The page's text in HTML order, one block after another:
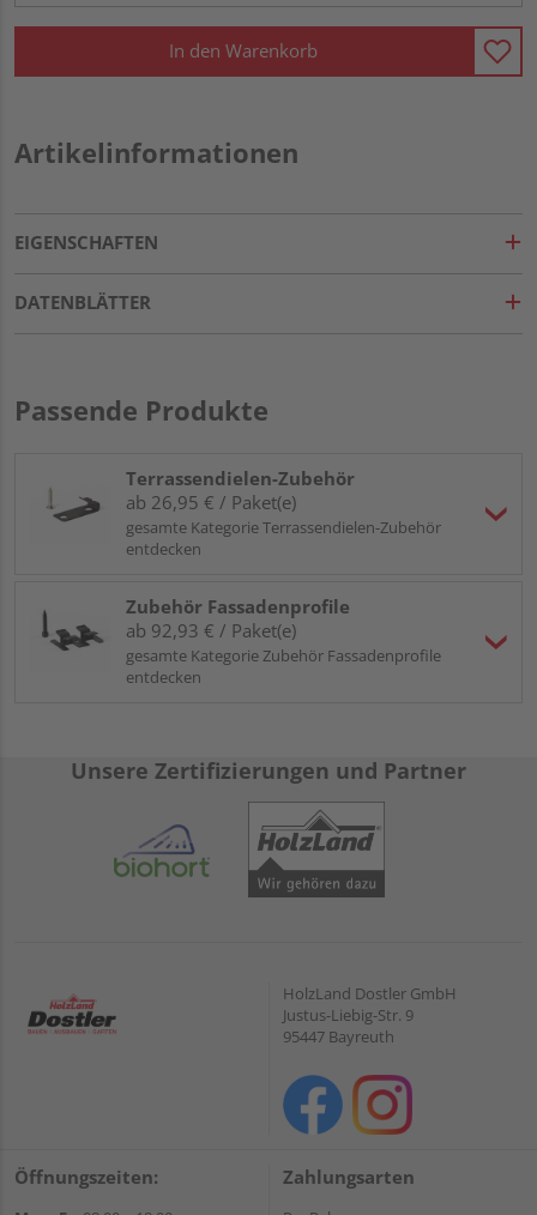
In den Warenkorb
Artikelinformationen
EIGENSCHAFTEN
DATENBLÄTTER
Passende Produkte
Terrassendielen-Zubehör
ab 26,95 € / Paket(e)
gesamte Kategorie Terrassendielen-Zubehör
entdecken
Zubehör Fassadenprofile
ab 92,93 € / Paket(e)
gesamte Kategorie Zubehör Fassadenprofile
entdecken
Unsere Zertifizierungen und Partner
HolzLand Dostler GmbH
Justus-Liebig-Str. 9
95447 Bayreuth
Öffnungszeiten: Zahlungsarten